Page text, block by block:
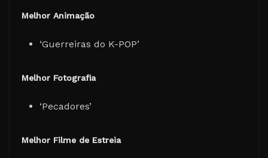
Melhor Animação
‘Guerreiras do K-POP’
Melhor Fotografia
‘Pecadores’
Melhor Filme de Estreia